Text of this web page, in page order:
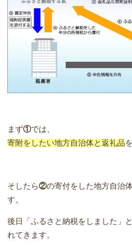
まず①では、
寄附をしたい地方自治体と返礼品
そしたら②の寄付をした地方自治
す。
後日「ふるさと納税をしました」
れてきます。